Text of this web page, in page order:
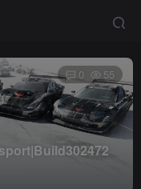
0 55